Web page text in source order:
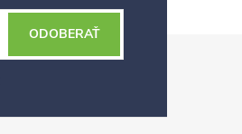
ODOBERAŤ